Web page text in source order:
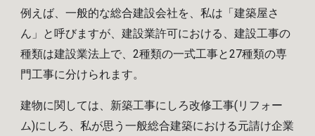
例えば、一般的な総合建設会社を、私は「建築屋さ
ん」と呼びますが、建設業許可における、建設工事の
種類は建設業法上で、2種類の一式工事と27種類の専
門工事に分けられます。
建物に関しては、新築工事にしろ改修工事(リフォー
ム)にしろ、私が思う一般総合建築における元請け企業